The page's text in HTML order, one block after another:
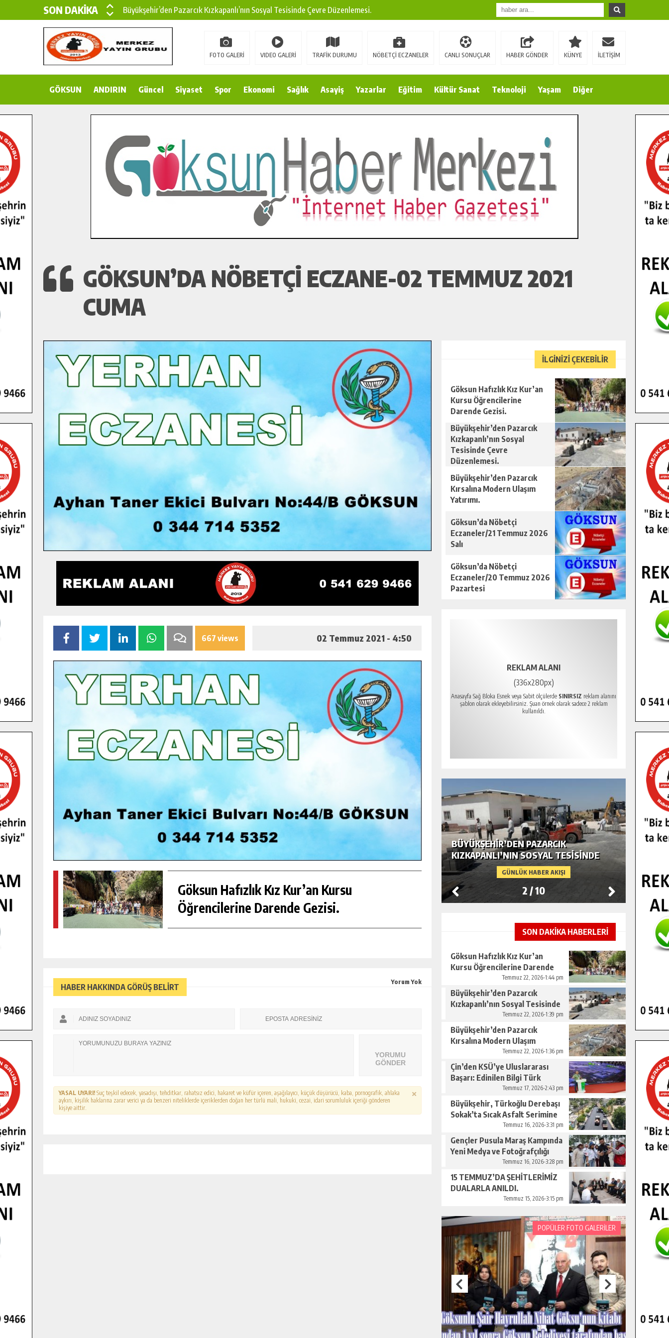
SON DAKİKA
Büyükşehir’den Pazarcık Kızkapanlı’nın Sosyal Tesisinde Çevre Düzenlemesi.
Büyükşehir’den Pazarcık Kırsalına Modern Ulaşım Yatırımı.
Çin’den KSÜ’ye Uluslararası Başarı: Edinilen Bilgi Türk Tarımına Katkı Sağlayacak.
Gençler Pusula Maraş Kampında Yeni Medya ve Fotoğrafçılığı Keşfetti.
İlçe Jandarma Komutanı Karakaya’dan Başkan Cüce’ye Veda Ziyareti.
Bertiz’in Yeni Köprüsünde Sona Doğru.
FOTO GALERİ VIDEO GALERİ TRAFİK DURUMU NÖBETÇİ ECZANELER CANLI SONUÇLAR HABER GÖNDER KÜNYE İLETİŞİM
GÖKSUN ANDIRIN Güncel Siyaset Spor Ekonomi Sağlık Asayiş Yazarlar Eğitim Kültür Sanat Teknoloji Yaşam Diğer
GÖKSUN’DA NÖBETÇI ECZANE-02 TEMMUZ 2021
CUMA
667 views 02 Temmuz 2021 - 4:50
Göksun Hafızlık Kız Kur’an Kursu
Öğrencilerine Darende Gezisi.
HABER HAKKINDA GÖRÜŞ BELİRT
Yorum Yok
YORUMU
GÖNDER
YASAL UYARI! Suç teşkil edecek, yasadışı, tehditkar, rahatsız edici, hakaret ve küfür içeren, aşağılayıcı, küçük düşürücü, kaba, pornografik, ahlaka
aykırı, kişilik haklarına zarar verici ya da benzeri niteliklerde içeriklerden doğan her türlü mali, hukuki, cezai, idari sorumluluk içeriği gönderen
kişiye aittir.
İLGİNİZİ ÇEKEBİLİR
Göksun Hafızlık Kız Kur’an
Kursu Öğrencilerine
Darende Gezisi.
Büyükşehir’den Pazarcık
Kızkapanlı’nın Sosyal
Tesisinde Çevre
Düzenlemesi.
Büyükşehir’den Pazarcık
Kırsalına Modern Ulaşım
Yatırımı.
Göksun’da Nöbetçi
Eczaneler/21 Temmuz 2026
Salı
Göksun’da Nöbetçi
Eczaneler/20 Temmuz 2026
Pazartesi
REKLAM ALANI
(336x280px)
Anasayfa Sağ Bloka Esnek veya Sabit ölçülerde SINIRSIZ reklam alanını
şablon olarak ekleyebilirsiniz. Şuan örnek olarak sadece 2 reklam
kullanıldı.
GÜNLÜK HABER AKIŞI
GENÇLER PUSULA MARAŞ KAMPINDA
YENI MEDYA VE FOTOĞRAFÇILIĞI
GÜNLÜK HABER AKIŞI
GÖKSUN HAFIZLIK KIZ KUR’AN KURSU
GÜNLÜK HABER AKIŞI
BÜYÜKŞEHIR’DEN PAZARCIK
KIZKAPANLI’NIN SOSYAL TESISINDE
ÇEVRE DÜZENLEMESI.
2 /10
SON DAKİKA HABERLERİ
Göksun Hafızlık Kız Kur’an
Kursu Öğrencilerine Darende
Temmuz 22, 2026-1:44 pm
Büyükşehir’den Pazarcık
Kızkapanlı’nın Sosyal Tesisinde
Çevre Düzenlemesi.Temmuz 22, 2026-1:39 pm
Büyükşehir’den Pazarcık
Kırsalına Modern Ulaşım
Temmuz 22, 2026-1:36 pm
Çin’den KSÜ’ye Uluslararası
Başarı: Edinilen Bilgi Türk
Tarımına Katkı Sağlayacak.
Temmuz 17, 2026-2:43 pm
Büyükşehir, Türkoğlu Derebaşı
Sokak’ta Sıcak Asfalt Serimine
Temmuz 16, 2026-3:31 pm
Gençler Pusula Maraş Kampında
Yeni Medya ve Fotoğrafçılığı
Temmuz 16, 2026-3:28 pm
15 TEMMUZ’DA ŞEHİTLERİMİZ
DUALARLA ANILDI.
Temmuz 15, 2026-3:15 pm
POPÜLER FOTO GALERİLER